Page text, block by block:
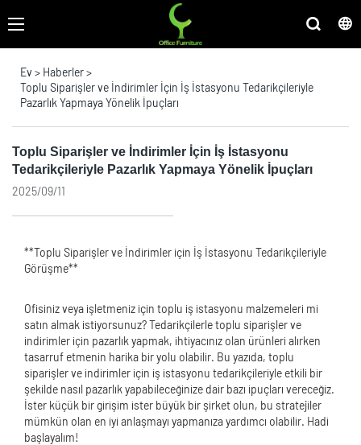
Ev > Haberler>
Toplu Siparişler ve İndirimler İçin İş İstasyonu Tedarikçileriyle
Pazarlık Yapmaya Yönelik İpuçları
Toplu Siparişler ve İndirimler İçin İş İstasyonu
Tedarikçileriyle Pazarlık Yapmaya Yönelik İpuçları
2025/09/11
**Toplu Siparişler ve İndirimler için İş İstasyonu Tedarikçileriyle
Görüşme**
Ofisiniz veya işletmeniz için toplu iş istasyonu malzemeleri mi
satın almak istiyorsunuz? Tedarikçilerle toplu siparişler ve
indirimler için pazarlık yapmak, ihtiyacınız olan ürünleri alırken
tasarruf etmenin harika bir yolu olabilir. Bu yazıda, toplu
siparişler ve indirimler için iş istasyonu tedarikçileriyle etkili bir
şekilde nasıl pazarlık yapabileceğinize dair bazı ipuçları vereceğiz.
İster küçük bir girişim ister büyük bir şirket olun, bu stratejiler
mümkün olan en iyi anlaşmayı yapmanıza yardımcı olabilir. Hadi
başlayalım!